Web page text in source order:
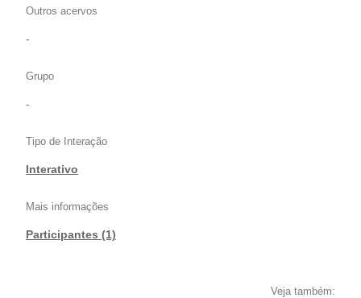
Outros acervos
-
Grupo
-
Tipo de Interação
Interativo
Mais informações
Participantes (1)
Veja também: